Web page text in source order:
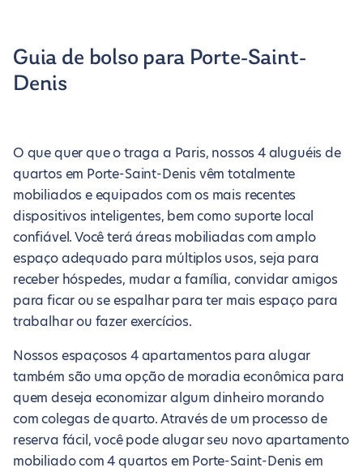
Guia de bolso para Porte-Saint-
Denis
O que quer que o traga a Paris, nossos 4 aluguéis de
quartos em Porte-Saint-Denis vêm totalmente
mobiliados e equipados com os mais recentes
dispositivos inteligentes, bem como suporte local
confiável. Você terá áreas mobiliadas com amplo
espaço adequado para múltiplos usos, seja para
receber hóspedes, mudar a família, convidar amigos
para ficar ou se espalhar para ter mais espaço para
trabalhar ou fazer exercícios.
Nossos espaçosos 4 apartamentos para alugar
também são uma opção de moradia econômica para
quem deseja economizar algum dinheiro morando
com colegas de quarto. Através de um processo de
reserva fácil, você pode alugar seu novo apartamento
mobiliado com 4 quartos em Porte-Saint-Denis em